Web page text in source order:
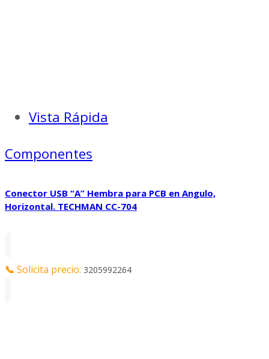
Vista Rápida
Componentes
Conector USB “A” Hembra para PCB en Angulo,
Horizontal. TECHMAN CC-704
📞 Solicita precio: 3205992264